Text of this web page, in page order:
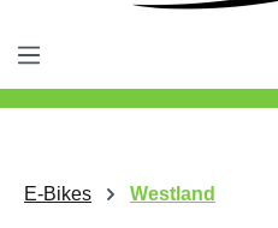
E-Bikes Westland